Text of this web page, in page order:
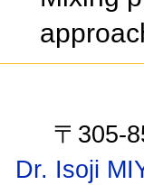
〒305-
Dr. Isoji